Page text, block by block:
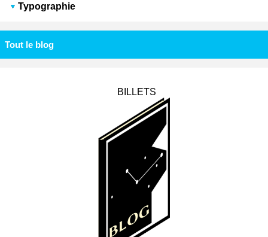
Typographie
Tout le blog
BILLETS